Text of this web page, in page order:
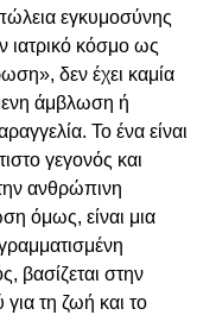
εγκυμοσύνης
ιατρικό κόσμο ως
δεν έχει καμία
άμβλωση ή
Το ένα είναι
γεγονός και
ανθρώπινη
όμως, είναι μια
βασίζεται στην
τη ζωή και το